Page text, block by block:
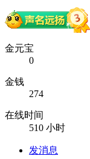
金元宝
0
金钱
274
在线时间
510 小时
发消息